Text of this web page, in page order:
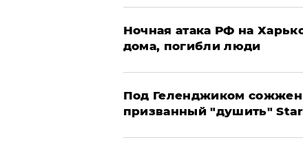
​Ночная атака РФ на
дома, погибли люди
Под Геленджиком
призванный "душить"